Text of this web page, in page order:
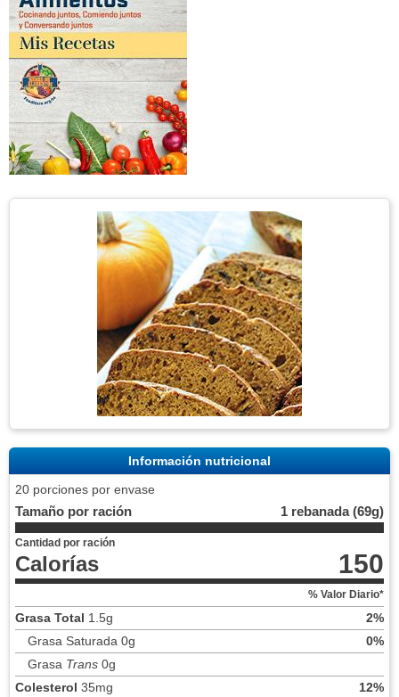
Información nutricional
20 porciones por envase
Tamaño por ración 1 rebanada (69g)
Cantidad por ración
Calorías 150
% Valor Diario*
Grasa Total 1.5g
2%
Grasa Saturada 0g
0%
Grasa Trans0g
Colesterol 35mg
12%